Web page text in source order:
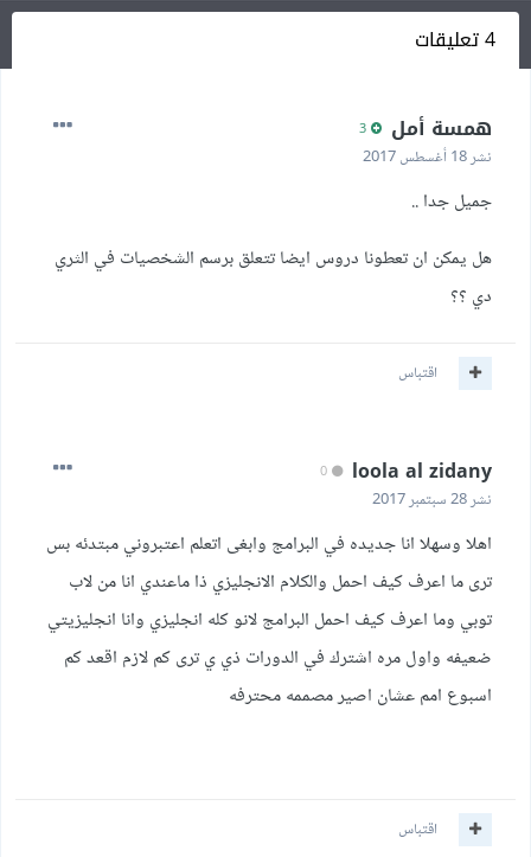
4 تعليقات
همسة أمل
نشر18 أغسطس 2017
جميل جدا ..
هل يمكن ان تعطونا دروس ايضا تتعلق برسم الشخصيات في الثري
دي ؟؟
اقتباس
loola al zidany
نشر28 سبتمبر 2017
اهلا وسهلا انا جديده في البرامج وابغى اتعلم اعتبروني مبتدئه بس
ترى ما اعرف كيف احمل والكلام الانجليزي ذا ماعندي انا من لاب
توبي وما اعرف كيف احمل البرامج لانو كله انجليزي وانا انجليزيتي
ضعيفه واول مره اشترك في الدورات ذي ي ترى كم لازم اقعد كم
اسبوع امم عشان اصير مصممه محترفه
اقتباس